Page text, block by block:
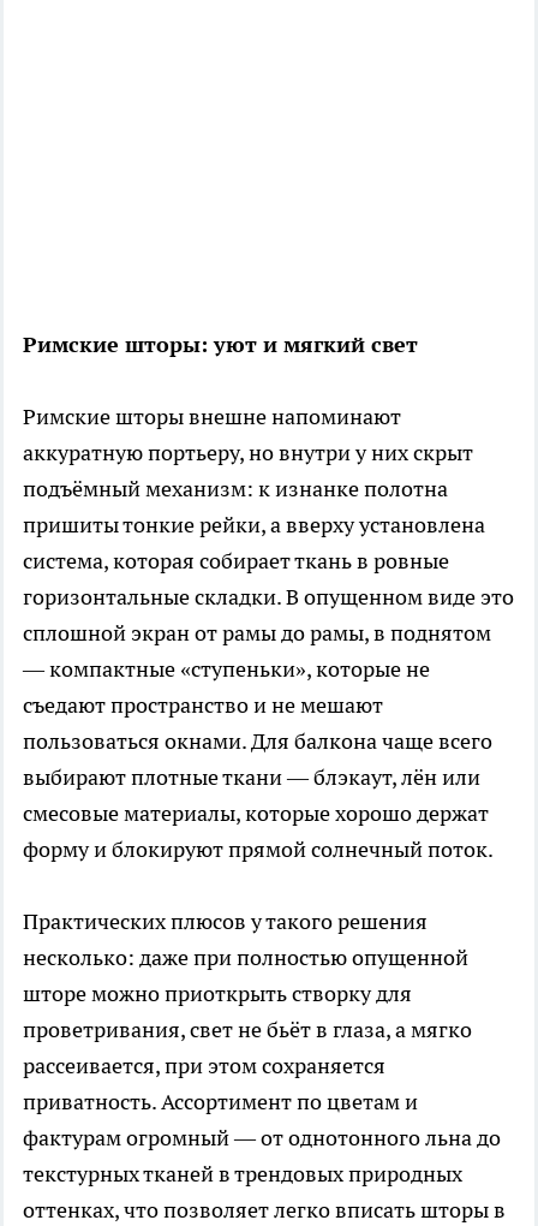
Римские шторы: уют и мягкий свет
Римские шторы внешне напоминают
аккуратную портьеру, но внутри у них скрыт
подъёмный механизм: к изнанке полотна
пришиты тонкие рейки, а вверху установлена
система, которая собирает ткань в ровные
горизонтальные складки. В опущенном виде это
сплошной экран от рамы до рамы, в поднятом
— компактные «ступеньки», которые не
съедают пространство и не мешают
пользоваться окнами. Для балкона чаще всего
выбирают плотные ткани — блэкаут, лён или
смесовые материалы, которые хорошо держат
форму и блокируют прямой солнечный поток.
Практических плюсов у такого решения
несколько: даже при полностью опущенной
шторе можно приоткрыть створку для
проветривания, свет не бьёт в глаза, а мягко
рассеивается, при этом сохраняется
приватность. Ассортимент по цветам и
фактурам огромный — от однотонного льна до
текстурных тканей в трендовых природных
оттенках, что позволяет легко вписать шторы в